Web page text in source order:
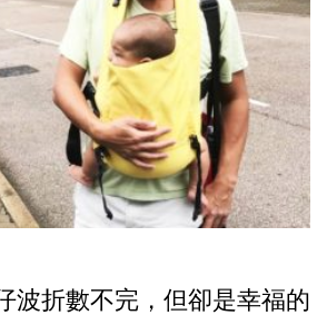
波折數不完，但卻是幸福的